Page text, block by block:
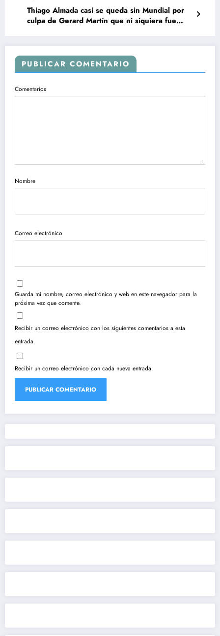
Thiago Almada casi se queda sin Mundial por
culpa de Gerard Martín que ni siquiera fue
PUBLICAR COMENTARIO
Comentarios
Nombre
Correo electrónico
Guarda mi nombre, correo electrónico y web en este navegador para la
próxima vez que comente.
Recibir un correo electrónico con los siguientes comentarios a esta
entrada.
Recibir un correo electrónico con cada nueva entrada.